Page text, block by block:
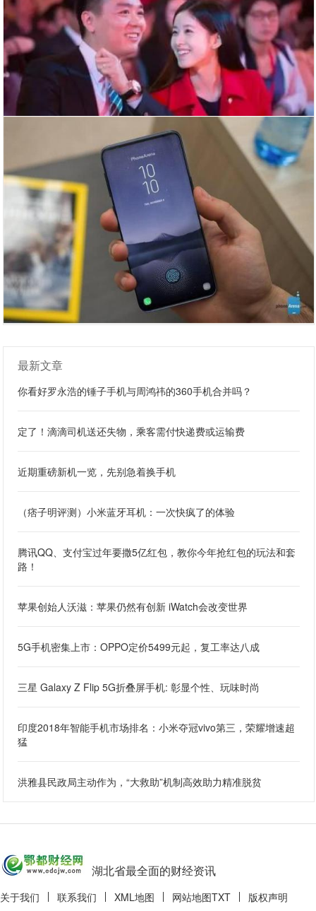
最新文章
你看好罗永浩的锤子手机与周鸿祎的360手机合并吗？
定了！滴滴司机送还失物，乘客需付快递费或运输费
近期重磅新机一览，先别急着换手机
（痞子明评测）小米蓝牙耳机：一次快疯了的体验
腾讯QQ、支付宝过年要撒5亿红包，教你今年抢红包的玩法和套
路！
苹果创始人沃滋：苹果仍然有创新 iWatch会改变世界
5G手机密集上市：OPPO定价5499元起，复工率达八成
三星 Galaxy Z Flip 5G折叠屏手机: 彰显个性、玩味时尚
印度2018年智能手机市场排名：小米夺冠vivo第三，荣耀增速超
猛
洪雅县民政局主动作为，“大救助”机制高效助力精准脱贫
湖北省最全面的财经资讯
关于我们 联系我们 XML地图 网站地图TXT 版权声明